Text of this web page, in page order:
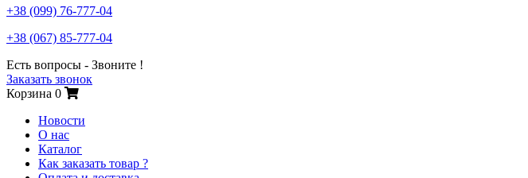
+38 (099) 76-777-04
+38 (067) 85-777-04
Есть вопросы - Звоните !
Заказать звонок
Корзина 0
Новости
О нас
Каталог
Как заказать товар ?